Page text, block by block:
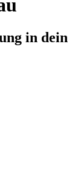
in dein